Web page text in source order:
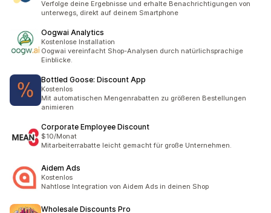
Verfolge deine Ergebnisse und erhalte Benachrichtigungen von
unterwegs, direkt auf deinem Smartphone
Oogwai Analytics
Kostenlose Installation
Oogwai vereinfacht Shop-Analysen durch natürlichsprachige
Einblicke.
Bottled Goose: Discount App
Kostenlos
Mit automatischen Mengenrabatten zu größeren Bestellungen
animieren
Corporate Employee Discount
$10/Monat
Mitarbeiterrabatte leicht gemacht für große Unternehmen.
Aidem Ads
Kostenlos
Nahtlose Integration von Aidem Ads in deinen Shop
Wholesale Discounts Pro